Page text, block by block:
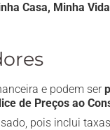
Casa, Minha Vida
e podem ser
de Preços ao
pois inclui